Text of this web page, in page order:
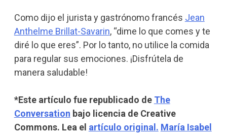
Como dijo el jurista y gastrónomo francés Jean
Anthelme Brillat-Savarin, “dime lo que comes y te
diré lo que eres”. Por lo tanto, no utilice la comida
para regular sus emociones. ¡Disfrútela de
manera saludable!
*Este artículo fue republicado de The
Conversation bajo licencia de Creative
Commons. Lea el artículo original. María Isabel